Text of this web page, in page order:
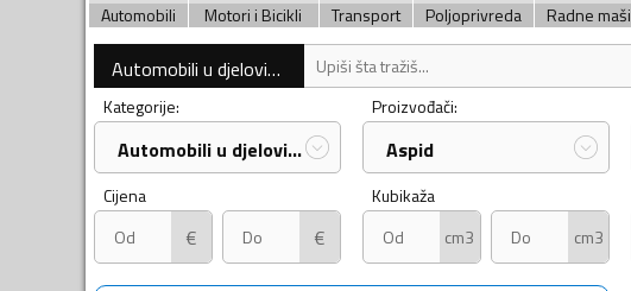
Automobili Motori i Bicikli Transport Poljoprivreda Radne
Automobili u djelovima
Kategorije:
Automobili u djelovima
Proizvođači:
Aspid
Cijena
€ €
Kubikaža
cm3
cm3